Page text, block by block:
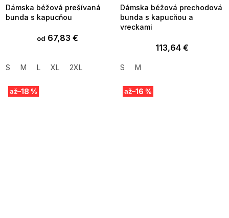
Dámska béžová prešívaná
bunda s kapucňou
od 67,83 €
S M L XL 2XL
Dámska béžová prechodová
bunda s kapucňou a
vreckami
113,64 €
S M
až–18 % až–16 %